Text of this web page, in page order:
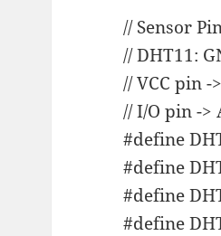
// Sensor
// DHT11:
// VCC pin
// I/O pin -
#define
#define
#define
#define